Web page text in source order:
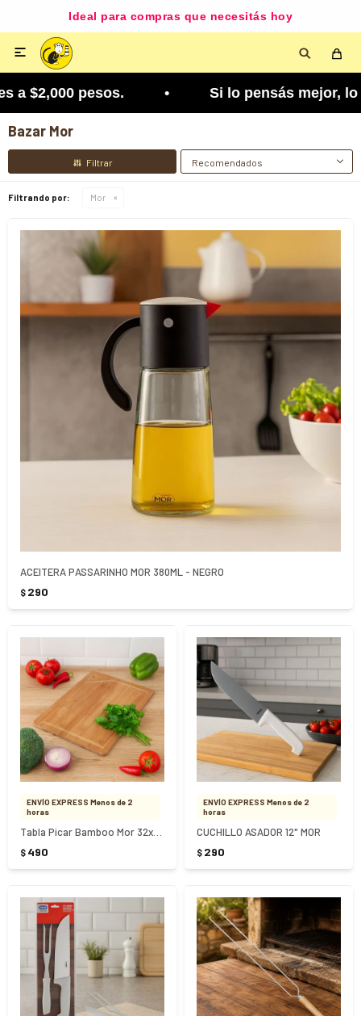
Ideal para compras que necesitás hoy

pesos. • Si lo pensás mejor, lo podés
Bazar Mor
Recomendados
Filtrando por: Mor
ACEITERA PASSARINHO MOR 380ML - NEGRO
$ 290
ENVÍO EXPRESS Menos de 2
horas
$ 490
ENVÍO EXPRESS Menos de 2
horas
CUCHILLO ASADOR 12" MOR
$ 290